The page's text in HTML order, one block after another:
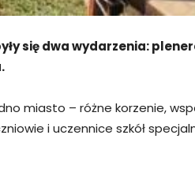
się dwa wydarzenia:
miasto – różne korzenie,
i uczennice szkół